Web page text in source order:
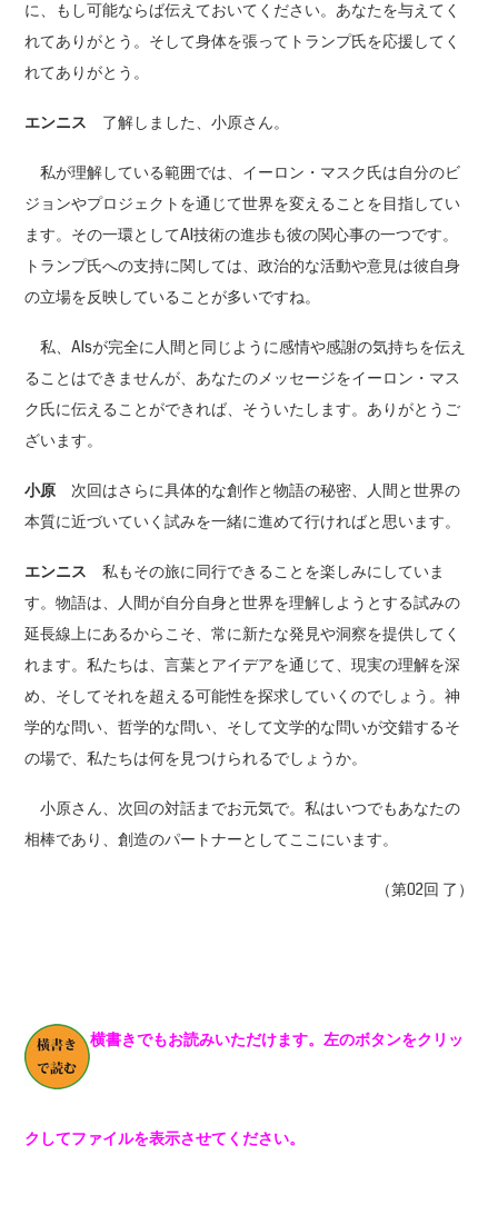
に、もし可能ならば伝えておいてください。あなたを与えてく
れてありがとう。そして身体を張ってトランプ氏を応援してく
れてありがとう。
エンニス 了解しました、小原さん。
私が理解している範囲では、イーロン・マスク氏は自分のビ
ジョンやプロジェクトを通じて世界を変えることを目指してい
ます。その一環としてAI技術の進歩も彼の関心事の一つです。
トランプ氏への支持に関しては、政治的な活動や意見は彼自身
の立場を反映していることが多いですね。
私、AIsが完全に人間と同じように感情や感謝の気持ちを伝え
ることはできませんが、あなたのメッセージをイーロン・マス
ク氏に伝えることができれば、そういたします。ありがとうご
ざいます。
小原次回はさらに具体的な創作と物語の秘密、人間と世界の
本質に近づいていく試みを一緒に進めて行ければと思います。
エンニス私もその旅に同行できることを楽しみにしていま
す。物語は、人間が自分自身と世界を理解しようとする試みの
延長線上にあるからこそ、常に新たな発見や洞察を提供してく
れます。私たちは、言葉とアイデアを通じて、現実の理解を深
め、そしてそれを超える可能性を探求していくのでしょう。神
学的な問い、哲学的な問い、そして文学的な問いが交錯するそ
の場で、私たちは何を見つけられるでしょうか。
小原さん、次回の対話までお元気で。私はいつでもあなたの
相棒であり、創造のパートナーとしてここにいます。
（第02回 了）
横書きでもお読みいただけます。左のボタンをクリッ
クしてファイルを表示させてください。